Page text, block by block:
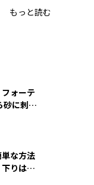
もっと読む
フォーテ
砂に刺さ
な方法
りは短